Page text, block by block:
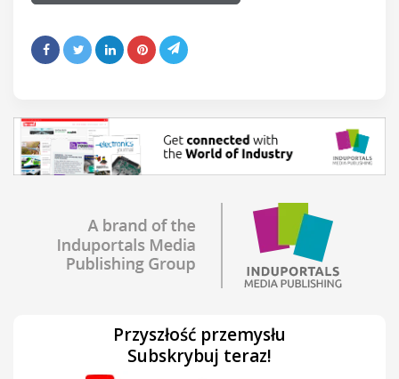
Przyszłość przemysłu
Subskrybuj teraz!